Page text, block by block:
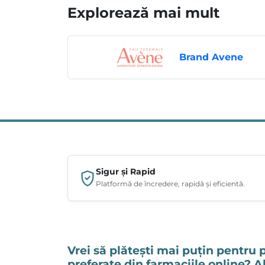
Explorează mai mult
Brand Avene
Sigur și Rapid
Platformă de încredere, rapidă și eficientă.
Vrei să plătești mai puțin pentru